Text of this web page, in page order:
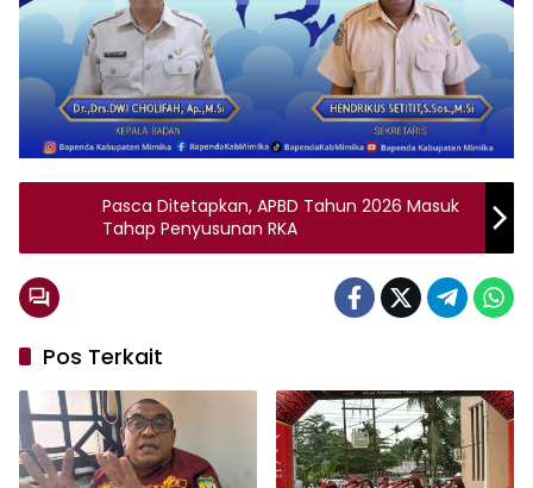
Pasca Ditetapkan, APBD Tahun 2026 Masuk
Tahap Penyusunan RKA
Pos Terkait